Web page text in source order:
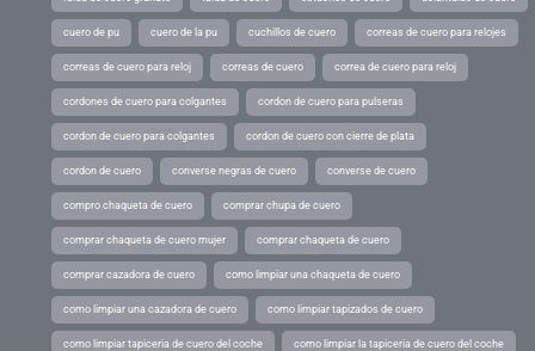
cuero de pu cuero de la pu cuchillos de cuero correas de cuero para relojes
correas de cuero para reloj correas de cuero correa de cuero para reloj
cordones de cuero para colgantes cordon de cuero para pulseras
cordon de cuero para colgantes cordon de cuero con cierre de plata
cordon de cuero converse negras de cuero converse de cuero
compro chaqueta de cuero comprar chupa de cuero
comprar chaqueta de cuero mujer comprar chaqueta de cuero
comprar cazadora de cuero como limpiar una chaqueta de cuero
como limpiar una cazadora de cuero como limpiar tapizados de cuero
como limpiar tapiceria de cuero del coche como limpiar la tapiceria de cuero del coche